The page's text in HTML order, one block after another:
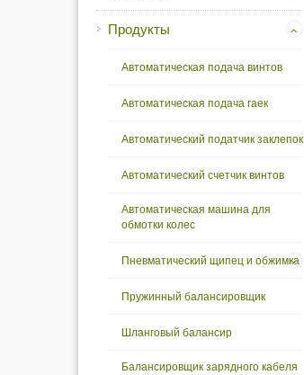
Продукты
Автоматическая подача винтов
Автоматическая подача гаек
Автоматический податчик заклепок
Автоматический счетчик винтов
Автоматическая машина для
обмотки колес
Пневматический щипец и обжимка
Пружинный балансировщик
Шланговый балансир
Балансировщик зарядного кабеля